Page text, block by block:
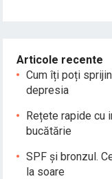
Articole recente
Cum îți poți
depresia
Rețete rapide cu
bucătărie
SPF și bronzul.
la soare